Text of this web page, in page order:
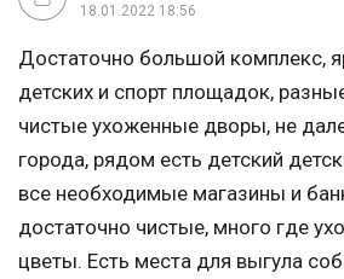
18.01.2022 18:56
Достаточно большой комплекс,
детских и спорт площадок,
чистые ухоженные дворы, не
города, рядом есть детский
все необходимые магазины и
достаточно чистые, много где
цветы. Есть места для выгула